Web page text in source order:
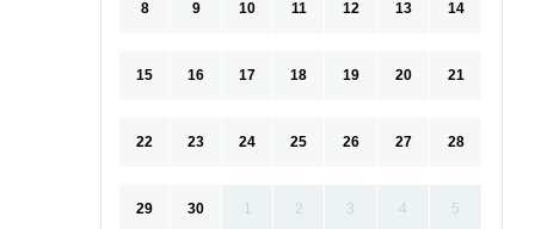
8 9 10 11 12 13 14
15 16 17 18 19 20 21
22 23 24 25 26 27 28
29 30 1 2 3 4 5